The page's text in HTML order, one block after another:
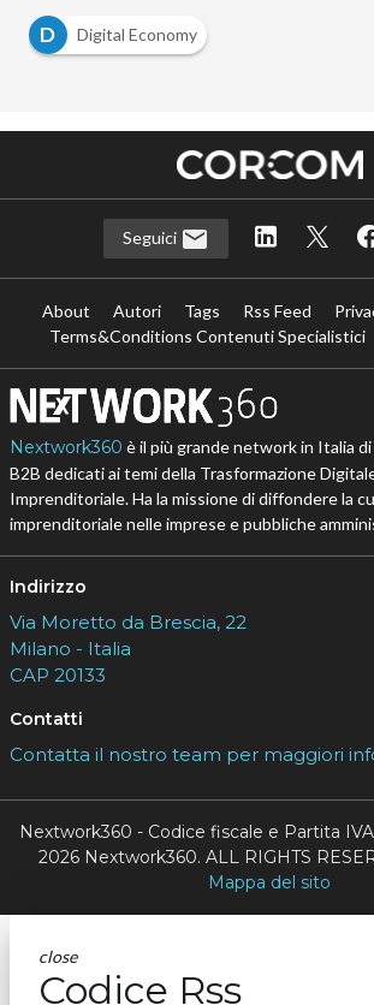
D
Digital Economy
Seguici
About Autori Tags Rss Feed
Terms&Conditions Contenuti Specialistici
Nextwork360 è il più grande network in Italia
B2B dedicati ai temi della Trasformazione
Imprenditoriale. Ha la missione di diffondere la
imprenditoriale nelle imprese e pubbliche
Indirizzo
Via Moretto da Brescia, 22
Milano - Italia
CAP 20133
Contatti
Contatta il nostro team per maggiori
Nextwork360 - Codice fiscale e Partita
2026 Nextwork360. ALL RIGHTS
Mappa del sito
close
Codice Rss